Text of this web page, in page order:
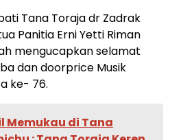
Tana Toraja dr Zadrak
Panitia Erni Yetti Riman
mengucapkan selamat
dan doorprice Musik
ke- 76.
Memukau di Tana